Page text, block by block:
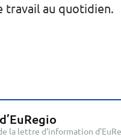
travail au quotidien.
la lettre d’information